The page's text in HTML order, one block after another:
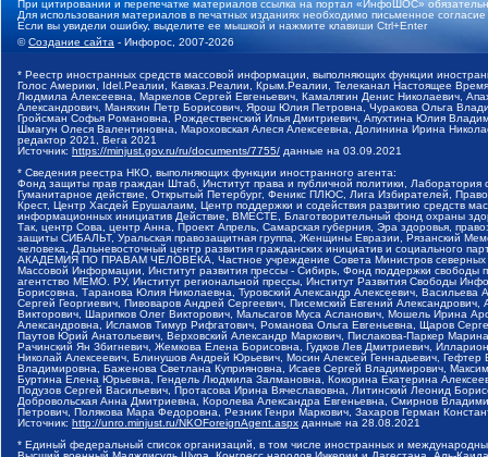
При цитировании и перепечатке материалов ссылка на портал «ИнфоШОС»
Для использования материалов в печатных изданиях необходимо письменное
Если вы увидели ошибку, выделите ее мышкой и нажмите клавиши Ctrl+Enter
©Создание сайта - Инфорос, 2007-2026
* Реестр иностранных средств массовой информации, выполняющих функции
Голос Америки, Idel.Реалии, Кавказ.Реалии, Крым.Реалии, Телеканал Настоящее
Людмила Алексеевна, Маркелов Сергей Евгеньевич, Камалягин Денис Николаевич,
Александрович, Маняхин Петр Борисович, Ярош Юлия Петровна, Чуракова Ольга
Гройсман Софья Романовна, Рождественский Илья Дмитриевич, Апухтина Юлия
Шмагун Олеся Валентиновна, Мароховская Алеся Алексеевна, Долинина Ирина
редактор 2021, Вега 2021
Источник: https://minjust.gov.ru/ru/documents/7755/ данные на 03.09.2021
* Сведения реестра НКО, выполняющих функции иностранного агента:
Фонд защиты прав граждан Штаб, Институт права и публичной политики,
Гуманитарное действие, Открытый Петербург, Феникс ПЛЮС, Лига Избирателей,
Крест, Центр Хасдей Ерушалаим, Центр поддержки и содействия развитию средств
информационных инициатив Действие, ВМЕСТЕ, Благотворительный фонд охраны
Так, центр Сова, центр Анна, Проект Апрель, Самарская губерния, Эра здоровья,
защиты СИБАЛЬТ, Уральская правозащитная группа, Женщины Евразии, Рязанский
человека, Дальневосточный центр развития гражданских инициатив и социального
АКАДЕМИЯ ПО ПРАВАМ ЧЕЛОВЕКА, Частное учреждение Совета Министров северных
Массовой Информации, Институт развития прессы - Сибирь, Фонд поддержки
агентство МЕМО. РУ, Институт региональной прессы, Институт Развития Свободы
Борисовна, Таранова Юлия Николаевна, Туровский Александр Алексеевич,
Сергей Георгиевич, Пивоваров Андрей Сергеевич, Писемский Евгений
Викторович, Шарипков Олег Викторович, Мальсагов Муса Асланович, Мошель Ирина
Александровна, Исламов Тимур Рифгатович, Романова Ольга Евгеньевна, Щаров
Паутов Юрий Анатольевич, Верховский Александр Маркович, Пислакова-Паркер
Рачинский Ян Збигневич, Жемкова Елена Борисовна, Гудков Лев Дмитриевич,
Николай Алексеевич, Блинушов Андрей Юрьевич, Мосин Алексей Геннадьевич,
Владимировна, Баженова Светлана Куприяновна, Исаев Сергей Владимирович,
Буртина Елена Юрьевна, Гендель Людмила Залмановна, Кокорина Екатерина
Подузов Сергей Васильевич, Протасова Ирина Вячеславовна, Литинский Леонид
Добровольская Анна Дмитриевна, Королева Александра Евгеньевна, Смирнов
Петрович, Полякова Мара Федоровна, Резник Генри Маркович, Захаров Герман
Источник: http://unro.minjust.ru/NKOForeignAgent.aspx данные на 28.08.2021
* Единый федеральный список организаций, в том числе иностранных и